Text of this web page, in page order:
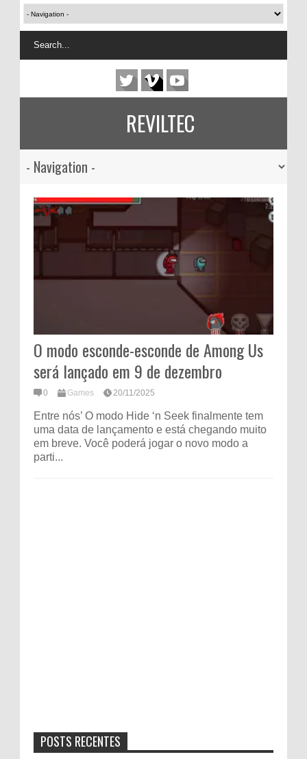
REVILTEC
O modo esconde-esconde de Among Us
será lançado em 9 de dezembro
0 Games 20/11/2025
Entre nós’ O modo Hide ‘n Seek finalmente tem
uma data de lançamento e está chegando muito
em breve. Você poderá jogar o novo modo a
parti...
POSTS RECENTES